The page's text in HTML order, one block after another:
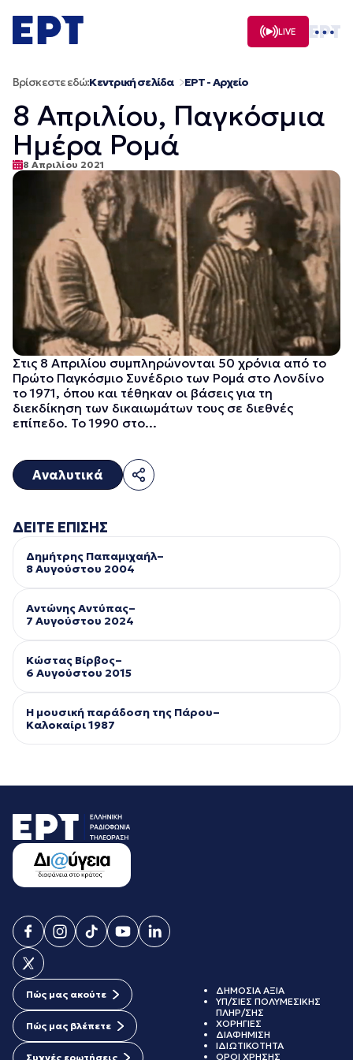
σε
περιεχόμενο
LIVE
Βρίσκεστε εδώ:Κεντρική σελίδα ΕΡΤ - Αρχείο
8 Απριλίου, Παγκόσμια
Ημέρα Ρομά
8 Απριλίου 2021
Στις 8 Απριλίου συμπληρώνονται 50 χρόνια από το
Πρώτο Παγκόσμιο Συνέδριο των Ρομά στο Λονδίνο
το 1971, όπου και τέθηκαν οι βάσεις για τη
διεκδίκηση των δικαιωμάτων τους σε διεθνές
επίπεδο. Το 1990 στο...
Αναλυτικά
ΔΕΙΤΕ ΕΠΙΣΗΣ
Δημήτρης Παπαμιχαήλ–
8 Αυγούστου 2004
Αντώνης Αντύπας–
7 Αυγούστου 2024
Κώστας Βίρβος–
6 Αυγούστου 2015
Η μουσική παράδοση της Πάρου–
Kαλοκαίρι 1987
Πώς μας ακούτε
Πώς μας βλέπετε
Συχνές ερωτήσεις
ΔΗΜΟΣΙΑ ΑΞΙΑ
ΥΠ/ΣΙΕΣ ΠΟΛΥΜΕΣΙΚΗΣ
ΠΛΗΡ/ΣΗΣ
ΧΟΡΗΓΙΕΣ
ΔΙΑΦΗΜΙΣΗ
ΙΔΙΩΤΙΚΟΤΗΤΑ
ΟΡΟΙ ΧΡΗΣΗΣ